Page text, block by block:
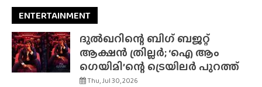
ENTERTAINMENT
ദുൽഖറിന്റെ ബിഗ് ബജറ്റ്
ആക്ഷൻ ത്രില്ലർ; ‘ഐ ആം
ഗെയിമി’ന്റെ ട്രെയിലർ പുറത്ത്
Thu, Jul 30, 2026